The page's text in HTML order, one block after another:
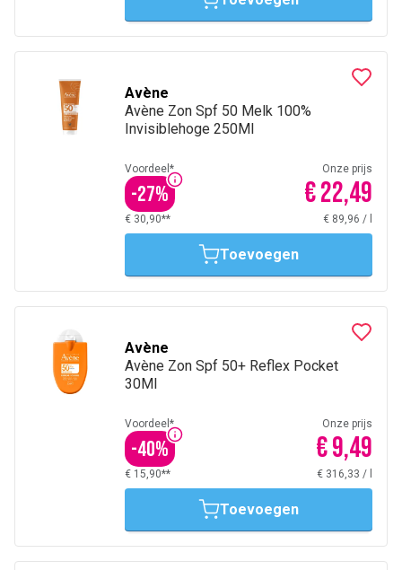
Avène
Avène Zon Spf 50 Melk 100%
Invisiblehoge 250Ml
Voordeel*
-27%
Onze prijs
€ 22,49
€ 30,90** € 89,96 /
Toevoegen
Avène
Avène Zon Spf 50+ Reflex Pocket
30Ml
Voordeel*
-40%
Onze prijs
€ 9,49
€ 15,90** € 316,33 /
Toevoegen